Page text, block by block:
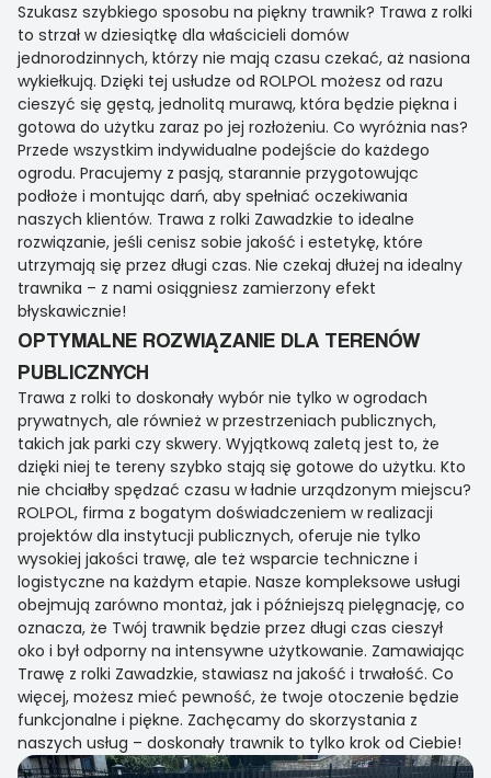
Szukasz szybkiego sposobu na piękny trawnik? Trawa z rolki
to strzał w dziesiątkę dla właścicieli domów
jednorodzinnych, którzy nie mają czasu czekać, aż nasiona
wykiełkują. Dzięki tej usłudze od ROLPOL możesz od razu
cieszyć się gęstą, jednolitą murawą, która będzie piękna i
gotowa do użytku zaraz po jej rozłożeniu. Co wyróżnia nas?
Przede wszystkim indywidualne podejście do każdego
ogrodu. Pracujemy z pasją, starannie przygotowując
podłoże i montując darń, aby spełniać oczekiwania
naszych klientów. Trawa z rolki Zawadzkie to idealne
rozwiązanie, jeśli cenisz sobie jakość i estetykę, które
utrzymają się przez długi czas. Nie czekaj dłużej na idealny
trawnika – z nami osiągniesz zamierzony efekt
błyskawicznie!
OPTYMALNE ROZWIĄZANIE DLA TERENÓW
PUBLICZNYCH
Trawa z rolki to doskonały wybór nie tylko w ogrodach
prywatnych, ale również w przestrzeniach publicznych,
takich jak parki czy skwery. Wyjątkową zaletą jest to, że
dzięki niej te tereny szybko stają się gotowe do użytku. Kto
nie chciałby spędzać czasu w ładnie urządzonym miejscu?
ROLPOL, firma z bogatym doświadczeniem w realizacji
projektów dla instytucji publicznych, oferuje nie tylko
wysokiej jakości trawę, ale też wsparcie techniczne i
logistyczne na każdym etapie. Nasze kompleksowe usługi
obejmują zarówno montaż, jak i późniejszą pielęgnację, co
oznacza, że Twój trawnik będzie przez długi czas cieszył
oko i był odporny na intensywne użytkowanie. Zamawiając
Trawę z rolki Zawadzkie, stawiasz na jakość i trwałość. Co
więcej, możesz mieć pewność, że twoje otoczenie będzie
funkcjonalne i piękne. Zachęcamy do skorzystania z
naszych usług – doskonały trawnik to tylko krok od Ciebie!